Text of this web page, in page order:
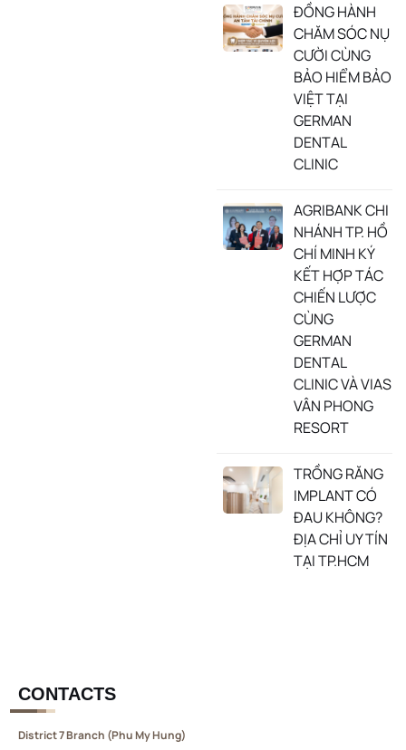
ĐỒNG HÀNH
CHĂM SÓC NỤ
CƯỜI CÙNG
BẢO HIỂM BẢO
VIỆT TẠI
GERMAN
DENTAL
CLINIC
AGRIBANK CHI
NHÁNH TP. HỒ
CHÍ MINH KÝ
KẾT HỢP TÁC
CHIẾN LƯỢC
CÙNG
GERMAN
DENTAL
CLINIC VÀ VIAS
VÂN PHONG
RESORT
TRỒNG RĂNG
IMPLANT CÓ
ĐAU KHÔNG?
ĐỊA CHỈ UY TÍN
TẠI TP.HCM
CONTACTS
District 7 Branch (Phu My Hung)